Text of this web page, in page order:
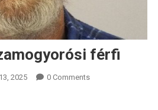
férfi
2025 0 Comments